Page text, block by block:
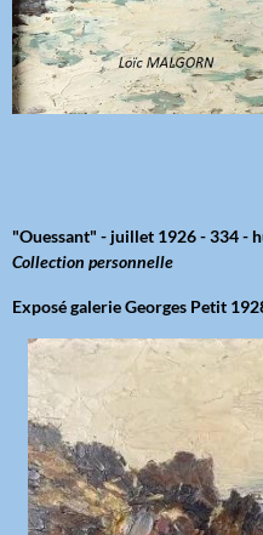
"Ouessant" - juillet 1926 - 334 -
Collection personnelle
Exposé galerie Georges Petit